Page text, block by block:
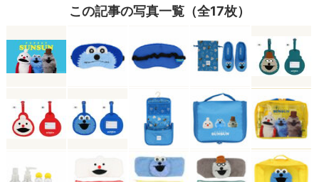
この記事の写真一覧（全17枚）